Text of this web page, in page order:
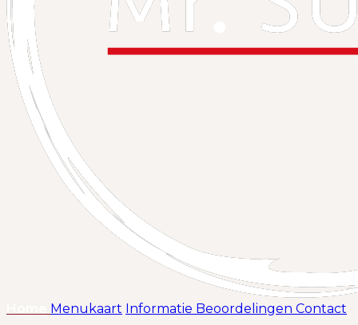
(huidige)
Menukaart Informatie Beoordelingen Contact